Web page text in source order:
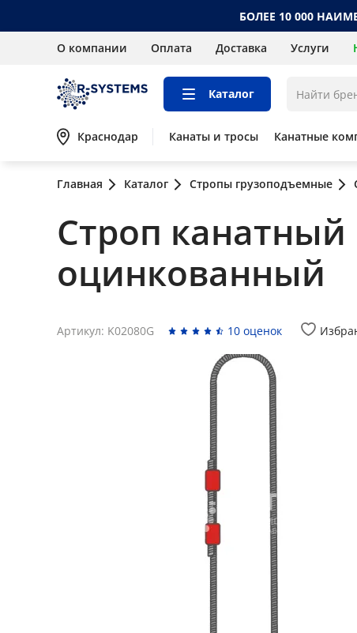
БОЛЕЕ 10 000
О компании Оплата Доставка Услуги
Каталог
Краснодар Канаты и тросы Канатные
Главная Каталог Стропы грузоподъемные
Строп канатный
оцинкованный
Артикул: K02080G 10 оценок